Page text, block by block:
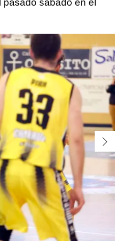
sábado en el